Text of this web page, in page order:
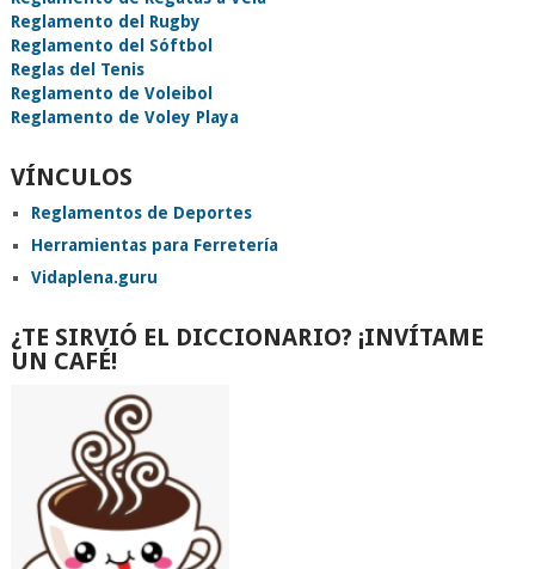
Reglamento del Rugby
Reglamento del Sóftbol
Reglas del Tenis
Reglamento de Voleibol
Reglamento de Voley Playa
VÍNCULOS
Reglamentos de Deportes
Herramientas para Ferretería
Vidaplena.guru
¿TE SIRVIÓ EL DICCIONARIO? ¡INVÍTAME
UN CAFÉ!